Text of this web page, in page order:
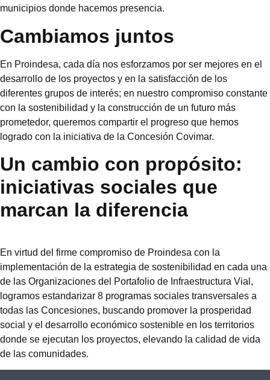
municipios donde hacemos presencia.
Cambiamos juntos
En Proindesa, cada día nos esforzamos por ser mejores en el
desarrollo de los proyectos y en la satisfacción de los
diferentes grupos de interés; en nuestro compromiso constante
con la sostenibilidad y la construcción de un futuro más
prometedor, queremos compartir el progreso que hemos
logrado con la iniciativa de la Concesión Covimar.
Un cambio con propósito:
iniciativas sociales que
marcan la diferencia
En virtud del firme compromiso de Proindesa con la
implementación de la estrategia de sostenibilidad en cada una
de las Organizaciones del Portafolio de Infraestructura Vial,
logramos estandarizar 8 programas sociales transversales a
todas las Concesiones, buscando promover la prosperidad
social y el desarrollo económico sostenible en los territorios
donde se ejecutan los proyectos, elevando la calidad de vida
de las comunidades.